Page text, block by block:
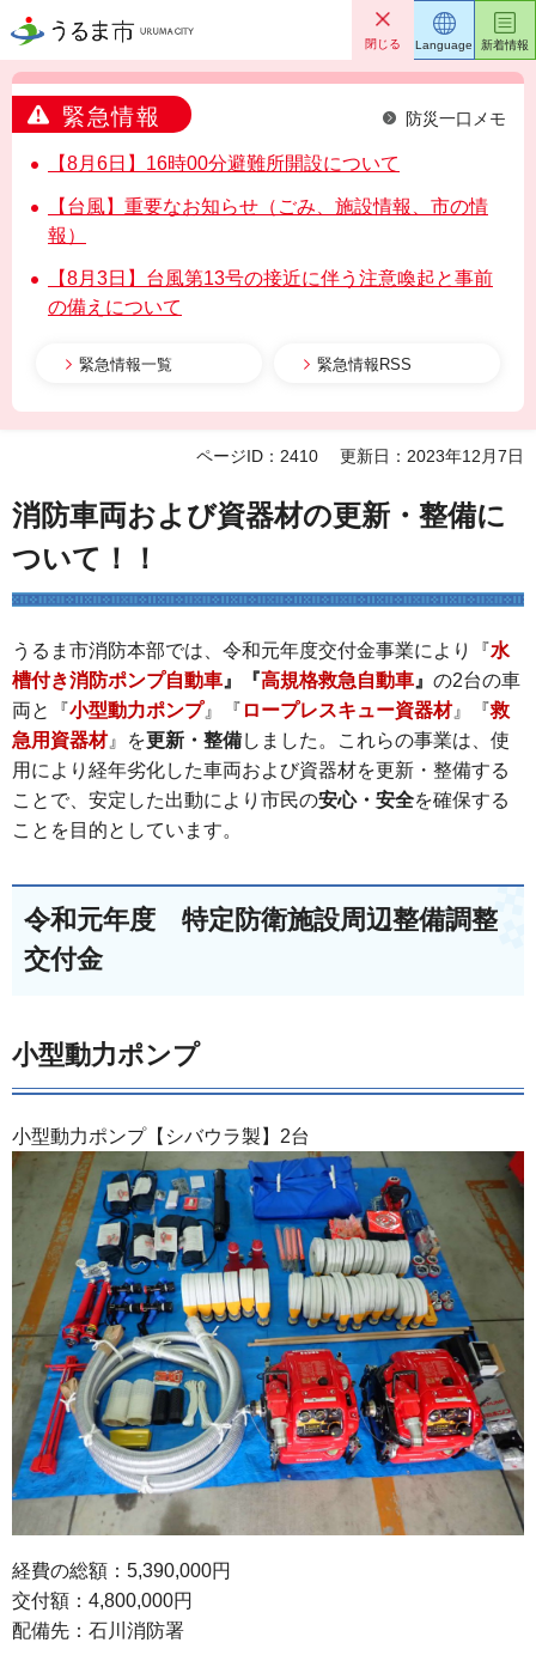
うるま市 閉じる
緊急情報 防災一口メモ
【8月6日】16時00分避難所開設について
【台風】重要なお知らせ（ごみ、施設情報、市の情
報）
【8月3日】台風第13号の接近に伴う注意喚起と事前
の備えについて
緊急情報一覧 緊急情報RSS
Language 新着情報
ページID：2410 更新日：2023年12月7日
消防車両および資器材の更新・整備に
ついて！！
うるま市消防本部では、令和元年度交付金事業により『水
槽付き消防ポンプ自動車 』『高規格救急自動車 』 の2台の車
両と『小型動力ポンプ』『 ロープレスキュー資器材』『救
急用資器材』を更新・整備しました。これらの事業は、使
用により経年劣化した車両および資器材を更新・整備する
ことで、安定した出動により市民の安心・安全を確保する
ことを目的としています。
令和元年度 特定防衛施設周辺整備調整
交付金
小型動力ポンプ
小型動力ポンプ【シバウラ製】2台
経費の総額：5,390,000円
交付額：4,800,000円
配備先：石川消防署